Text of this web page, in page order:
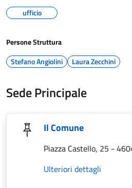
ufficio
Persone Struttura
Stefano Angiolini
Laura Zecchini
Sede Principale
Il Comune
Piazza Castello, 25 -
Ulteriori dettagli